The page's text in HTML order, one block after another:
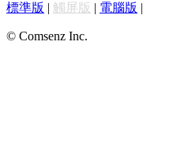
標準版 | 觸屏版 | 電腦版 |
© Comsenz Inc.